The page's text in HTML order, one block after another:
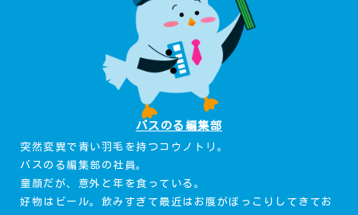
バスのる編集部
突然変異で青い羽毛を持つコウノトリ。
バスのる編集部の社員。
童顔だが、意外と年を食っている。
好物はビール。飲みすぎて最近はお腹がぽっこりしてきてお